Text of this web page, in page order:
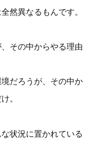
然異なるもんです。
その中からやる理由
だろうが、その中か
。
状況に置かれている